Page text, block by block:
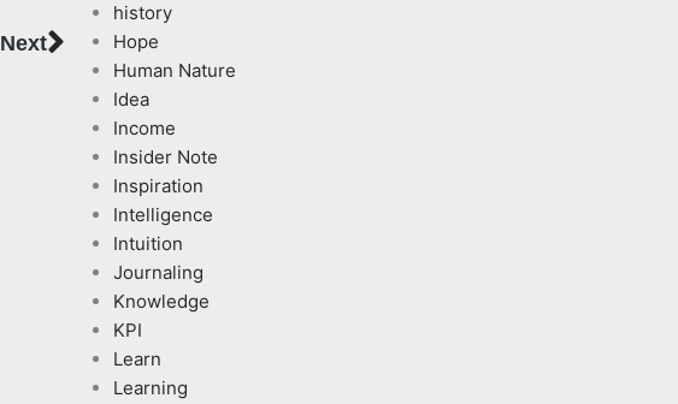
NextNext
history
Hope
Human Nature
Idea
Income
Insider Note
Inspiration
Intelligence
Intuition
Journaling
Knowledge
KPI
Learn
Learning